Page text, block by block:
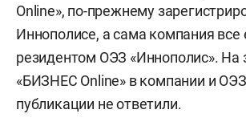
Online», по-прежнему
Иннополисе, а сама компания все
резидентом ОЭЗ «Иннополис». На
«БИЗНЕС Online» в компании и
публикации не ответили.